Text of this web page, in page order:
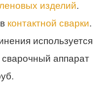
изделий.
контактной сварки.
используется
аппарат